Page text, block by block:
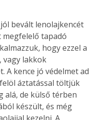
bevált lenolajkencét
megfelelő tapadó
hogy ezzel a
vagy lakkok
A kence jó védelmet ad
áztatással töltjük
alá, de külső térben
készült, és még
kezelni. A